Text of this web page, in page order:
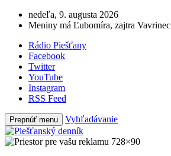
nedeľa, 9. augusta 2026
Meniny má Ľubomíra, zajtra Vavrinec
Rádio Piešťany
Facebook
Twitter
YouTube
Instagram
RSS Feed
Prepnúť menu Vyhľadávanie